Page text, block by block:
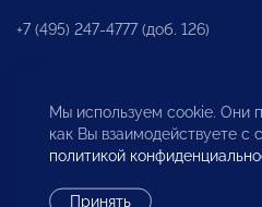
+7 (495) 247-4777 (доб. 126)
Бюро по защите прав
инвесторов
Мы используем cookie. Они
как Вы взаимодействуете с
политикой
Принять